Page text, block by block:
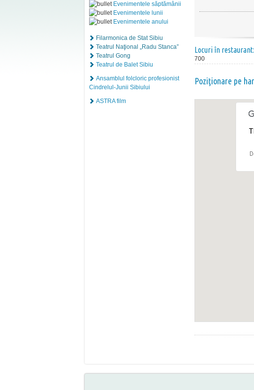
Evenimentele săptămânii
Evenimentele lunii
Evenimentele anului
Filarmonica de Stat Sibiu
Teatrul Naţional „Radu Stanca”
Teatrul Gong
Teatrul de Balet Sibiu
Ansamblul folcloric profesionist
Cindrelul-Junii Sibiului
ASTRA film
Locuri în restaurant:
700
Poziţionare pe